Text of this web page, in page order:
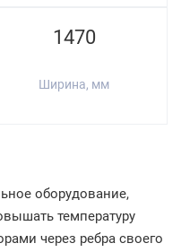
1470
Ширина, мм
оборудование,
температуру
через ребра своего